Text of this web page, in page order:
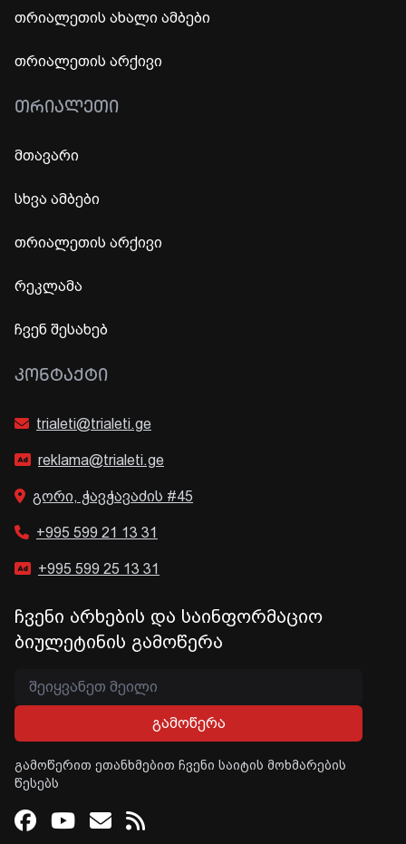
თრიალეთის ახალი ამბები
თრიალეთის არქივი
ᲗᲠᲘᲐᲚᲔᲗᲘ
მთავარი
სხვა ამბები
თრიალეთის არქივი
რეკლამა
ჩვენ შესახებ
ᲙᲝᲜᲢᲐᲥᲢᲘ
trialeti@trialeti.ge
reklama@trialeti.ge
გორი, ჭავჭავაძის #45
+995 599 21 13 31
+995 599 25 13 31
ჩვენი არხების და საინფორმაციო
ბიულეტინის გამოწერა
გამოწერა
გამოწერით ეთანხმებით ჩვენი საიტის მოხმარების
წესებს
Facebook
Youtube
Email
RSS